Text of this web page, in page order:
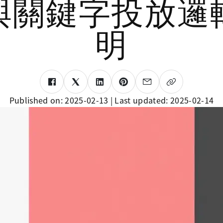
關鍵字投放邏
明
Published on:2025-02-13 | Last updated: 2025-02-14